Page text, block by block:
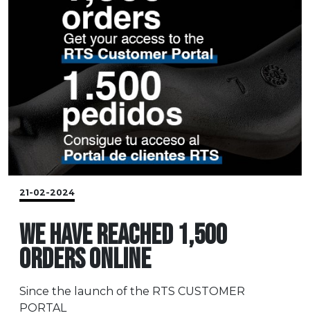
21-02-2024
WE HAVE REACHED 1,500
ORDERS ONLINE
Since the launch of the RTS CUSTOMER
PORTAL